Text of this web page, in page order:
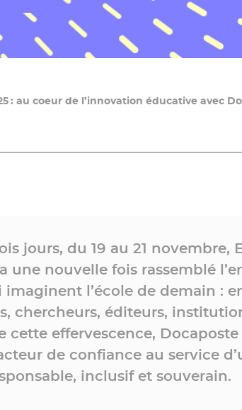
: au coeur de l’innovation éducative avec
jours, du 19 au 21 novembre,
une nouvelle fois rassemblé
imaginent l’école de demain :
chercheurs, éditeurs,
cette effervescence,
de confiance au service
inclusif et souverain.